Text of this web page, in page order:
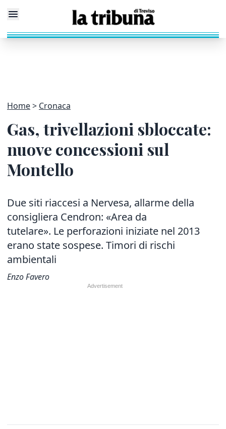
Home Cronaca
Gas, trivellazioni sbloccate:
nuove concessioni sul
Montello
Due siti riaccesi a Nervesa, allarme della
consigliera Cendron: «Area da
tutelare». Le perforazioni iniziate nel 2013
erano state sospese. Timori di rischi
ambientali
Enzo Favero